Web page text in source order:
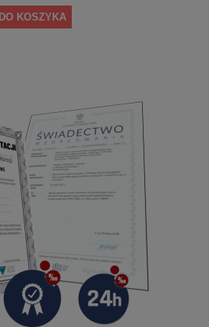
DO KOSZYKA